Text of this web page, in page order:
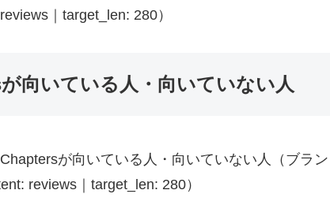
｜target_len: 280）
向いている人・向いていない人
Chaptersが向いている人・向いていない人（ブラ
reviews｜target_len: 280）